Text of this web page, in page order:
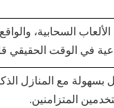
السحابية،
في الوقت الحقيقي
بسهولة مع المنازل
المتزامنين.